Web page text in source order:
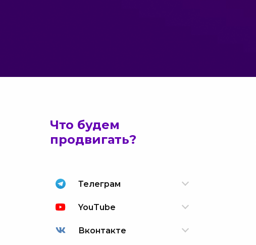
Что будем
продвигать?
Телеграм
YouTube
Вконтакте